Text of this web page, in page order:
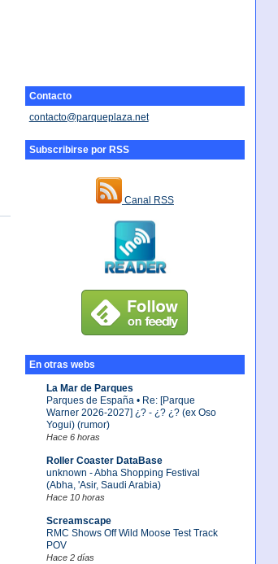
Contacto
contacto@parqueplaza.net
Subscribirse por RSS
Canal RSS
En otras webs
La Mar de Parques
Parques de España • Re: [Parque
Warner 2026-2027] ¿? - ¿? ¿? (ex Oso
Yogui) (rumor)
Hace 6 horas
Roller Coaster DataBase
unknown - Abha Shopping Festival
(Abha, 'Asir, Saudi Arabia)
Hace 10 horas
Screamscape
RMC Shows Off Wild Moose Test Track
POV
Hace 2 días